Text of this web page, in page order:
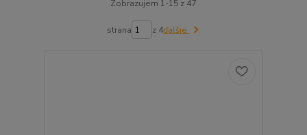
Zobrazujem 1-15 z 47
strana z 4ďalšie